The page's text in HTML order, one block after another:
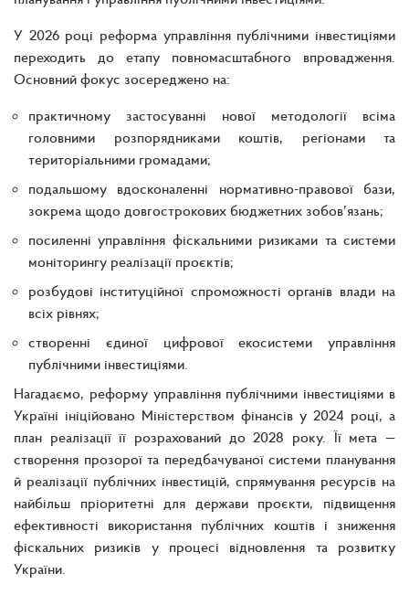
У 2026 році реформа управління публічними інвестиціями
переходить до етапу повномасштабного впровадження.
Основний фокус зосереджено на:
практичному застосуванні нової методології всіма
головними розпорядниками коштів, регіонами та
територіальними громадами;
подальшому вдосконаленні нормативно-правової бази,
зокрема щодо довгострокових бюджетних зобов’язань;
посиленні управління фіскальними ризиками та системи
моніторингу реалізації проєктів;
розбудові інституційної спроможності органів влади на
всіх рівнях;
створенні єдиної цифрової екосистеми управління
публічними інвестиціями.
Нагадаємо, реформу управління публічними інвестиціями в
Україні ініційовано Міністерством фінансів у 2024 році, а
план реалізації її розрахований до 2028 року. Її мета —
створення прозорої та передбачуваної системи планування
й реалізації публічних інвестицій, спрямування ресурсів на
найбільш пріоритетні для держави проєкти, підвищення
ефективності використання публічних коштів і зниження
фіскальних ризиків у процесі відновлення та розвитку
України.